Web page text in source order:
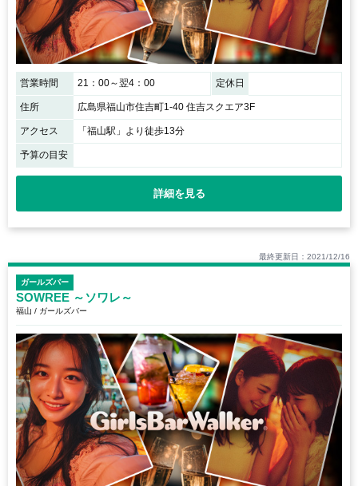
営業時間 21：00～翌4：00 定休日
住所 広島県福山市住吉町1-40 住吉スクエア3F
アクセス 「福山駅」より徒歩13分
予算の目安
詳細を見る
最終更新日：2021/12/16
ガールズバー
SOWREE ～ソワレ～
福山 / ガールズバー